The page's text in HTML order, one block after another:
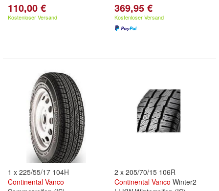
110,00 €
Kostenloser Versand
369,95 €
Kostenloser Versand
1 x 225/55/17 104H
Continental Vanco
2 x 205/70/15 106R
Continental Vanco Winter2